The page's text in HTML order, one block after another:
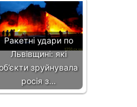
Ракетні удари по
Львівщині: які
зруйнувала
росія з…